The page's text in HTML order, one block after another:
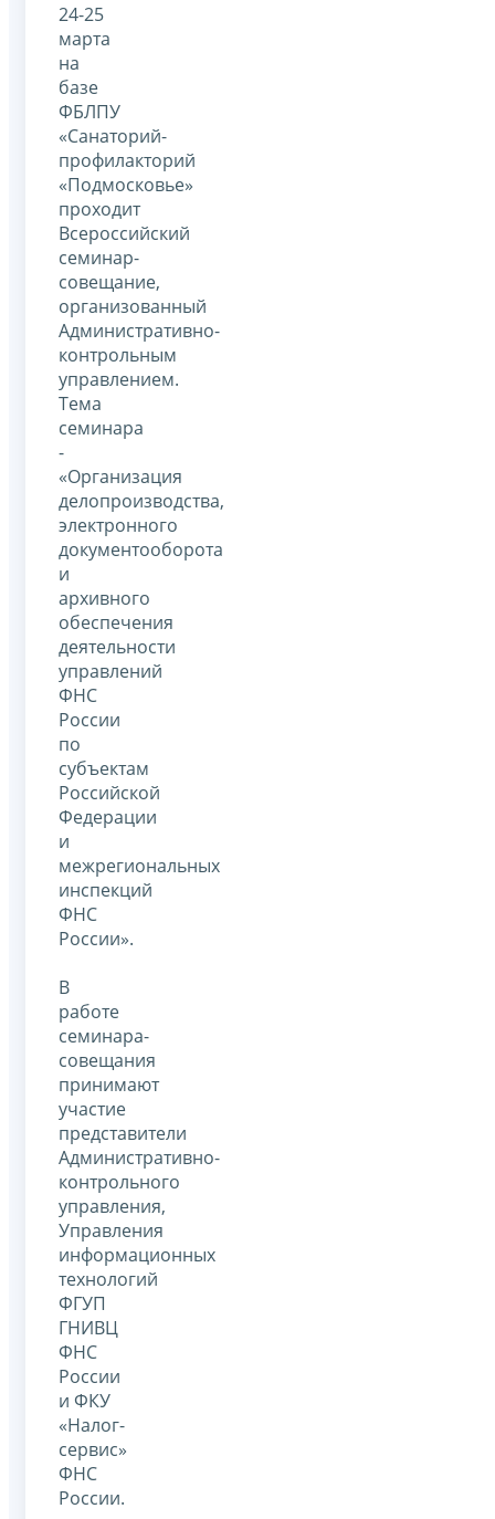
24-25
марта
на
базе
ФБЛПУ
«Санаторий-
профилакторий
«Подмосковье»
проходит
Всероссийский
семинар-
совещание,
организованный
Административно-
контрольным
управлением.
Тема
семинара
-
«Организация
делопроизводства,
электронного
документооборота
и
архивного
обеспечения
деятельности
управлений
ФНС
России
по
субъектам
Российской
Федерации
и
межрегиональных
инспекций
ФНС
России».
В
работе
семинара-
совещания
принимают
участие
представители
Административно-
контрольного
управления,
Управления
информационных
технологий
ФГУП
ГНИВЦ
ФНС
России
и ФКУ
«Налог-
сервис»
ФНС
России.